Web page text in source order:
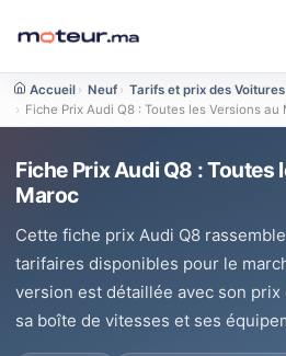
Accueil › Neuf › Tarifs et prix des
› Fiche Prix Audi Q8 : Toutes les Versions au
Fiche Prix Audi Q8 : Toutes
Maroc
Cette fiche prix Audi Q8
tarifaires disponibles pour le
version est détaillée avec son
sa boîte de vitesses et ses